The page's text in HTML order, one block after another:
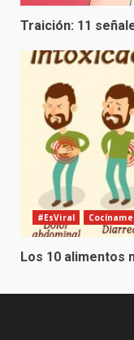
Traición: 11
#EsViral Cocíname
Los 10 alimentos